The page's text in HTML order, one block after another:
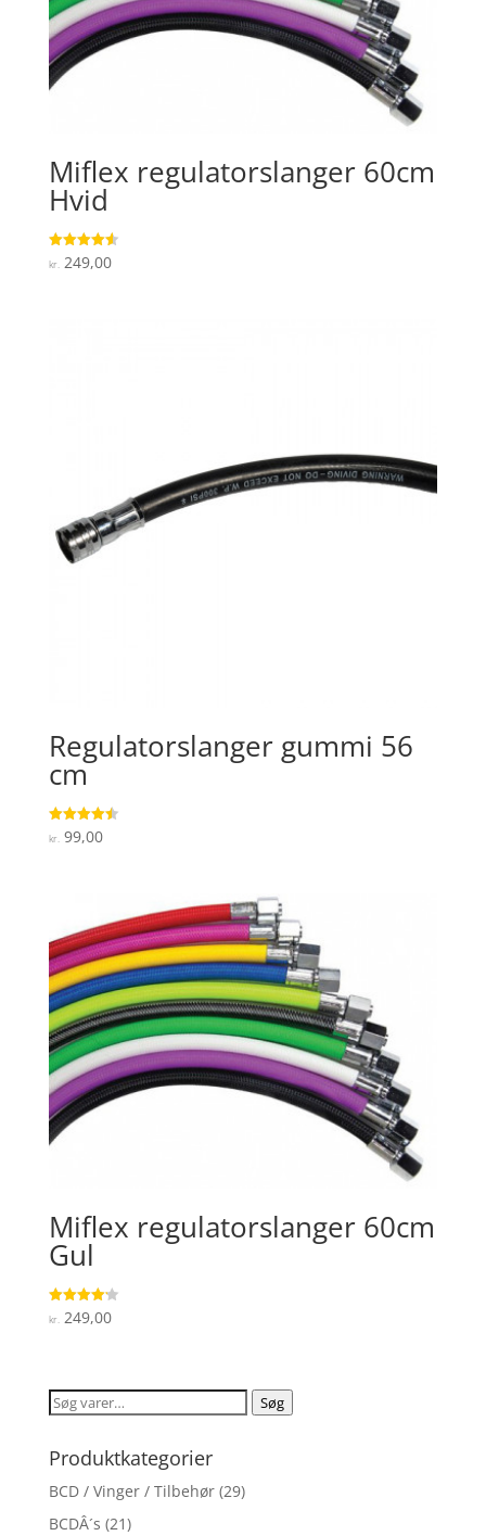
Miflex regulatorslanger 60cm
Hvid
Vurderet
4.6
kr. 249,00
Regulatorslanger gummi 56
cm
Vurderet
4.5
kr.99,00
Miflex regulatorslanger 60cm
Gul
Vurderet
4.2
kr.249,00
Søg
Søg
Produktkategorier
BCD / Vinger / Tilbehør (29)
BCDÂ´s (21)